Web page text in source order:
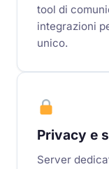
tool di
integrazioni
unico.
Privacy e
Server